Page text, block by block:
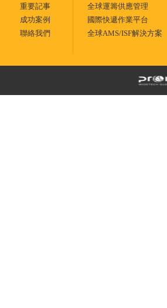
重要記事
成功案例
聯絡我們
全球運籌供應管理
國際快遞作業平台
全球AMS/ISF解決方案